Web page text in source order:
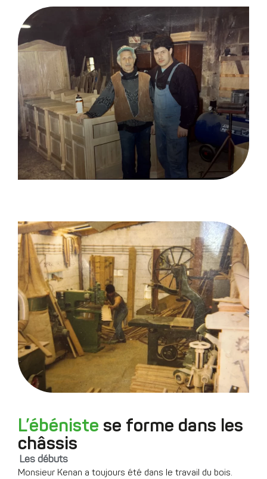
L’ébéniste se forme dans les
châssis
Les débuts
Monsieur Kenan a toujours été dans le travail du bois.